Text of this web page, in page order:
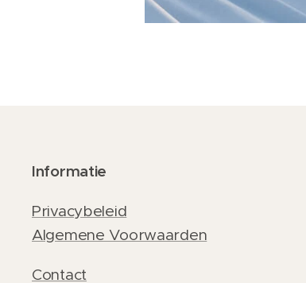
Informatie
Privacybeleid
Algemene Voorwaarden
Contact